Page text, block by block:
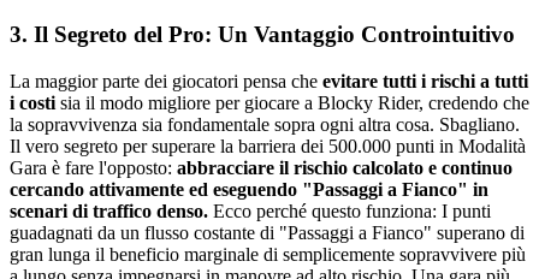
3. Il Segreto del Pro: Un Vantaggio Controintuitivo
La maggior parte dei giocatori pensa che evitare tutti i rischi a tutti
i costi sia il modo migliore per giocare a Blocky Rider, credendo che
la sopravvivenza sia fondamentale sopra ogni altra cosa. Sbagliano.
Il vero segreto per superare la barriera dei 500.000 punti in Modalità
Gara è fare l'opposto: abbracciare il rischio calcolato e continuo
cercando attivamente ed eseguendo "Passaggi a Fianco" in
scenari di traffico denso. Ecco perché questo funziona: I punti
guadagnati da un flusso costante di "Passaggi a Fianco" superano di
gran lunga il beneficio marginale di semplicemente sopravvivere più